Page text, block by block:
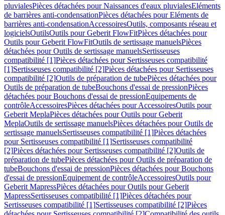
pluvialesPièces détachées pour Naissances d'eaux pluvialesEléments
de barrières anti-condensationPièces détachées pour Eléments de
barrières anti-condensationAccessoiresOutils, composants réseau et
logicielsOutilsOutils pour Geberit FlowFitPièces détachées pour
Outils pour Geberit FlowFitOutils de sertissage manuelsPièces
détachées pour Outils de sertissage manuelsSertisseuses
compatibilité [1]Pièces détachées pour Sertisseuses compatibilité
[1]Sertisseuses compatibilité [2]Pièces détachées pour Sertisseuses
compatibilité [2]Outils de préparation de tubePièces détachées pour
Outils de préparation de tubeBouchons d'essai de pressionPièces
détachées pour Bouchons d'essai de pressionEquipements de
contrôleAccessoiresPièces détachées pour AccessoiresOutils pour
Geberit MeplaPièces détachées pour Outils pour Geberit
MeplaOutils de sertissage manuelsPièces détachées pour Outils de
sertissage manuelsSertisseuses compatibilité [1]Pièces détachées
pour Sertisseuses compatibilité [1]Sertisseuses compatibilité
[2]Pièces détachées pour Sertisseuses compatibilité [2]Outils de
préparation de tubePièces détachées pour Outils de préparation de
tubeBouchons d'essai de pressionPièces détachées pour Bouchons
d'essai de pressionEquipement de contrôleAccessoiresOutils pour
Geberit MapressPièces détachées pour Outils pour Geberit
MapressSertisseuses compatibilité [1]Pièces détachées pour
Sertisseuses compatibilité [1]Sertisseuses compatibilité [2]Pièces